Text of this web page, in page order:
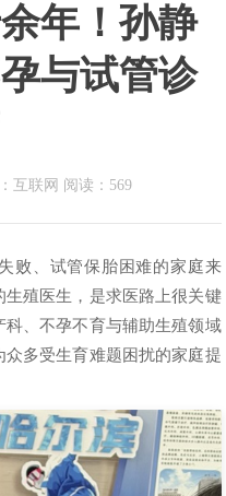
年！孙静
与试管诊
互联网 阅读：569
败、试管保胎困难的家庭来
殖医生，是求医路上很关键
、不孕不育与辅助生殖领域
多受生育难题困扰的家庭提